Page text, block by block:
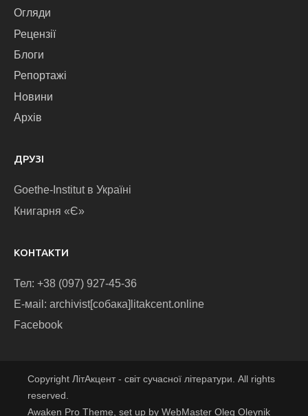
Огляди
Рецензії
Блоги
Репортажі
Новини
Архів
ДРУЗІ
Goethe-Institut в Україні
Книгарня «Є»
КОНТАКТИ
Тел: +38 (097) 927-45-36
E-маіl: archivist[собака]litakcent.online
Facebook
Copyright ЛітАкцент - світ сучасної літератури. All rights
reserved.
Awaken Pro Theme, set up by WebMaster Oleg Oleynik